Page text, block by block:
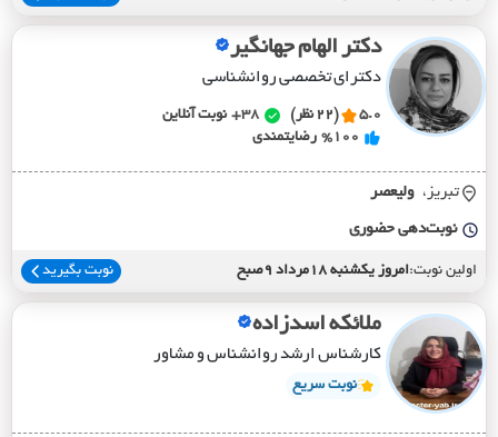
دکتر الهام جهانگیر
دکترای تخصصی روانشناسی
5.0 (22 نظر) 38+
نوبت آنلاین
%100 رضایتمندی
تبریز، وليعصر
نوبت‌دهی حضوری
اولین نوبت:امروز یکشنبه 18مرداد 9صبح نوبت بگیرید
ملائکه اسدزاده
کارشناس ارشد روانشناس و مشاور
نوبت سریع